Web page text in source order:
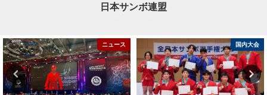
日本サンボ連盟
ニュース 国内大会